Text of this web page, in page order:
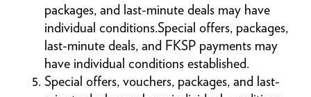
packages, and last-minute deals may have
individual conditions.Special offers, packages,
last-minute deals, and FKSP payments may
have individual conditions established.
Special offers, vouchers, packages, and last-